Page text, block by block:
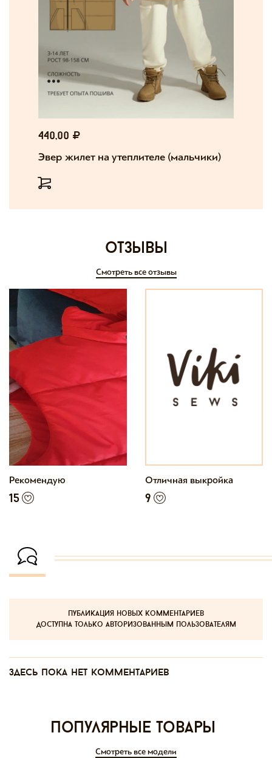
440,00
Эвер жилет на утеплителе (мальчики)
отзывы
Смотреть все отзывы
Рекомендую
15
Отличная выкройка
9
публикация новых комментариев
доступна только авторизованным пользователям
Здесь пока нет комментариев
Популярные товары
Смотреть все модели